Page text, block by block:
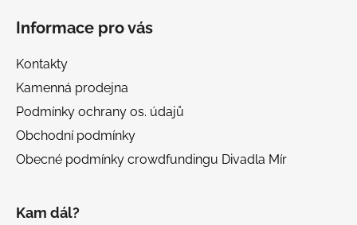
Informace pro vás
Kontakty
Kamenná prodejna
Podmínky ochrany os. údajů
Obchodní podmínky
Obecné podmínky crowdfundingu Divadla Mír
Kam dál?